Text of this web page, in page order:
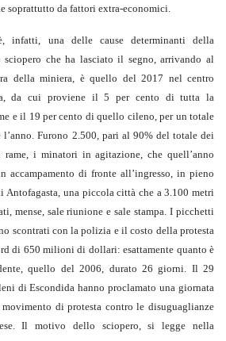
soprattutto da fattori extra-economici.
infatti, una delle cause determinanti della
sciopero che ha lasciato il segno, arrivando al
della miniera, è quello del 2017 nel centro
da cui proviene il 5 per cento di tutta la
e il 19 per cento di quello cileno, per un totale
Furono 2.500, pari al 90% del totale dei
i minatori in agitazione, che quell’anno
accampamento di fronte all’ingresso, in pieno
Antofagasta, una piccola città che a 3.100 metri
mense, sale riunione e sale stampa. I picchetti
scontrati con la polizia e il costo della protesta
di 650 milioni di dollari: esattamente quanto è
quello del 2006, durato 26 giorni. Il 29
di Escondida hanno proclamato una giornata
di protesta contro le disuguaglianze
Il motivo dello sciopero, si legge nella